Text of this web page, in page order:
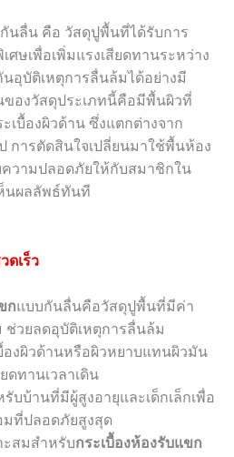
นลื่น คือ วัสดุปูพื้นที่ได้รับการ
ศษเพื่อเพิ่มแรงเสียดทานระหว่าง
อุบัติเหตุการลื่นล้มได้อย่างมี
องวัสดุประเภทนี้คือมีพื้นผิวที่
เบื้องผิวด้าน ซึ่งแตกต่างจาก
การตัดสินใจเปลี่ยนมาใช้พื้นห้อง
วามปลอดภัยให้กับสมาชิกใน
นผลลัพธ์ทันที
ดเร็ว
กแบบกันลื่นคือวัสดุปูพื้นที่มีค่า
ช่วยลดอุบัติเหตุการลื่นล้ม
องผิวด้านหรือผิวหยาบแทนผิวมัน
ดทานเวลาเดิน
รับบ้านที่มีผู้สูงอายุและเด็กเล็กเพื่อ
มที่ปลอดภัยสูงสุด
ะสมสำหรับกระเบื้องห้องรับแขก